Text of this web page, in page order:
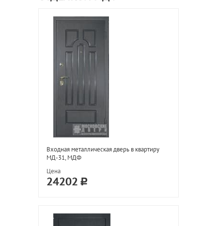
Входная металлическая дверь в квартиру
МД-31, МДФ
Цена
24202